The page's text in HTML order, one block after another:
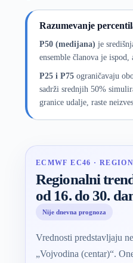
Razumevanje
P50 (medijana) je
ensemble članova je ispod,
P25 i P75ograničavaju
sadrži srednjih 50%
granice udalje, raste
ECMWF EC46 ·
Regionalni
od 16. do 30.
Nije dnevna prognoza
Vrednosti predstavljaju
„Vojvodina (centar)“.